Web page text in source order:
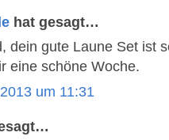
hat gesagt…
dein gute Laune Set ist
eine schöne Woche.
um 11:31